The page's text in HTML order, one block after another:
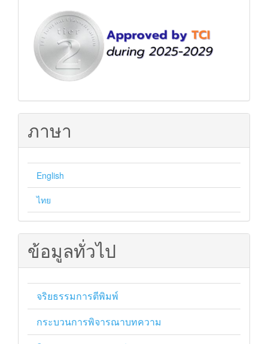
ฐาน
ข้อมูล
TCI
ภาษา
English
ไทย
ข้อมูลทั่วไป
จริยธรรมการตีพิมพ์
กระบวนการพิจารณาบทความ